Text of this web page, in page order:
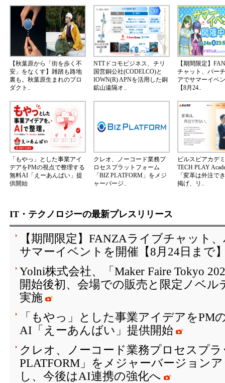
【秋葉原から「街を歩く不
安」をなくす】雑踏も路地
裏も。秋葉原生まれのプロ
ダクト..
NTTドコモビジネス、チリ
国営銅公社(CODELCO)と
IOWN(R) APNを活用した銅
鉱山遠隔オ..
【期間限定】
チャット、バー
アでサマーイベ
【8月24..
「もやっ」とした事業アイ
デアをPMの視点で整理する
無料AI「えーあんばい」提
供開始
クレオ、ノーコード業務プ
ロセスプラットフォーム
「BIZ PLATFORM」をメジ
ャーバージ..
ビルスピアカデ
TECH PLAY
「変革は外注で
掲げ、リ..
IT・テクノロジーの最新プレスリリース
【期間限定】FANZAライブチャット
サマーイベントを開催【8月24日まで
Yolni株式会社、「Maker Faire Tokyo
開始後初、会場での販売と限定ノベ
実施
「もやっ」とした事業アイデアをPM
AI「えーあんばい」提供開始
クレオ、ノーコード業務プロセスプ
PLATFORM」をメジャーバージョン
し、今後はAI連携の強化へ